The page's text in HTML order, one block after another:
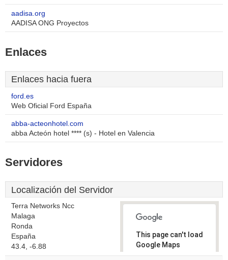
aadisa.org
AADISA ONG Proyectos
Enlaces
Enlaces hacia fuera
ford.es
Web Oficial Ford España
abba-acteonhotel.com
abba Acteón hotel **** (s) - Hotel en Valencia
Servidores
Localización del Servidor
Terra Networks Ncc
Malaga
Ronda
España
43.4, -6.88
This page can't load
Google Maps
correctly.